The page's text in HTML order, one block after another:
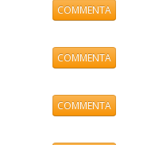
COMMENTA
COMMENTA
COMMENTA